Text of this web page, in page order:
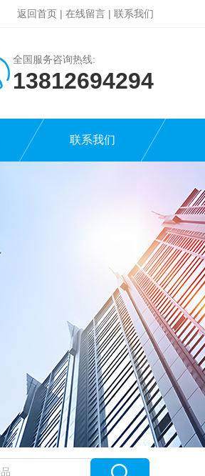
返回首页 | 在线留言 | 联系我们
全国服务咨询热线:
13812694294
联系我们